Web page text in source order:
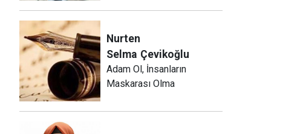
Nurten
Selma Çevikoğlu
Adam Ol, İnsanların
Maskarası Olma